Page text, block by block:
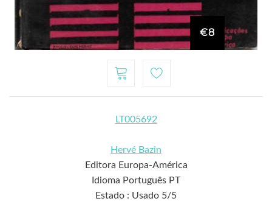
€8
LT005692
Hervé Bazin
Editora Europa-América
Idioma Português PT
Estado : Usado 5/5